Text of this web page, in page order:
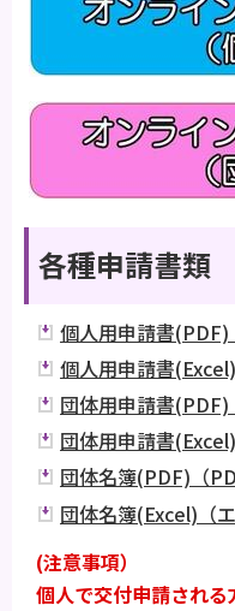
各種申請書類
個人用申請書(PDF)
個人用申請書
団体用申請書(PDF)
団体用申請書
団体名簿(PDF)（
団体名簿(Excel)（
(注意事項）
個人で交付申請され